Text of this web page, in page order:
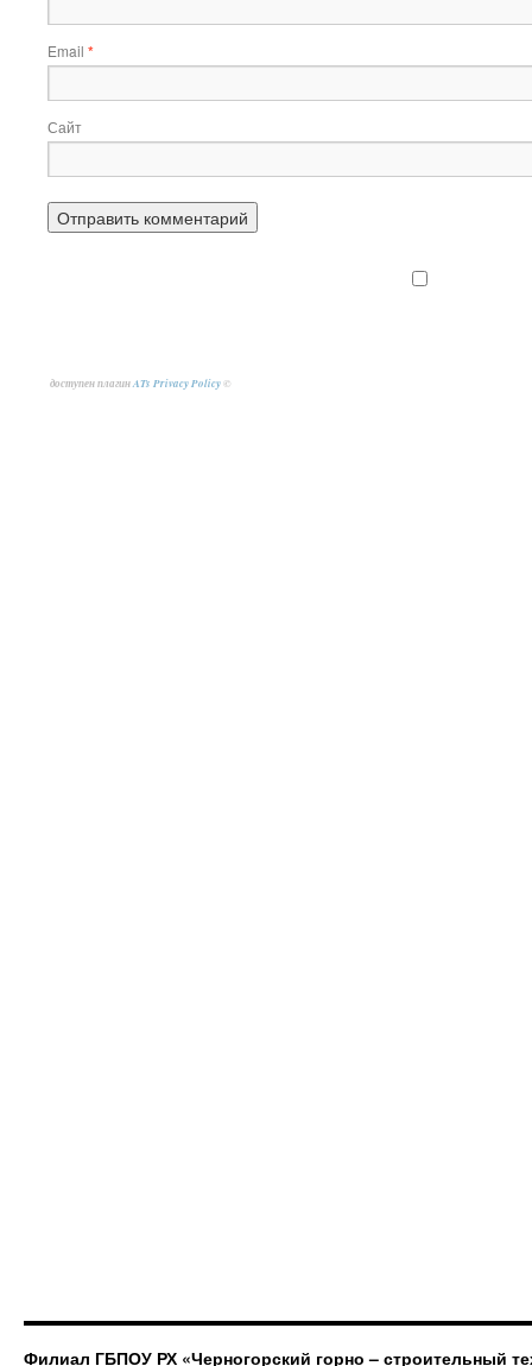
Email *
Сайт
доступен плагинATs Privacy Policy©
Филиал ГБПОУ РХ «Черногорский горно – строительный